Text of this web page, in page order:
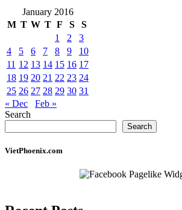
January 2016
M T W T F S
S
1
2
3
4
5 6 7 8 9
10
11 12 13 14 15 16 17
18 19 20 21 22 23 24
25 26 27 28 29 30 31
« Dec
Feb »
Search
Search
VietPhoenix.com